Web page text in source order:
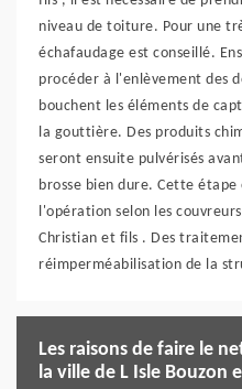
niveau de toiture. Pour une
échafaudage est conseillé.
procéder à l'enlèvement des
bouchent les éléments de
la gouttière. Des produits
seront ensuite pulvérisés
brosse bien dure. Cette
l'opération selon les
Christian et fils . Des
réimperméabilisation de la
Les raisons de faire le
la ville de L Isle Bouzon